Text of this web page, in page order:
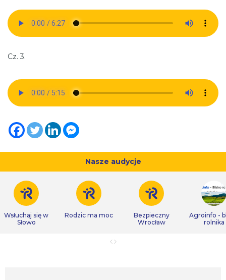
Cz. 3.
Nasze audycje
Wsłuchaj się w
Słowo
Rodzic ma moc
Bezpieczny
Wrocław
Agroinfo -
rolnika